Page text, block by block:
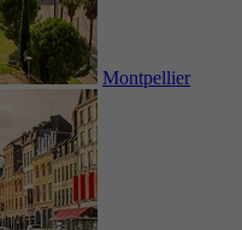
Montpellier